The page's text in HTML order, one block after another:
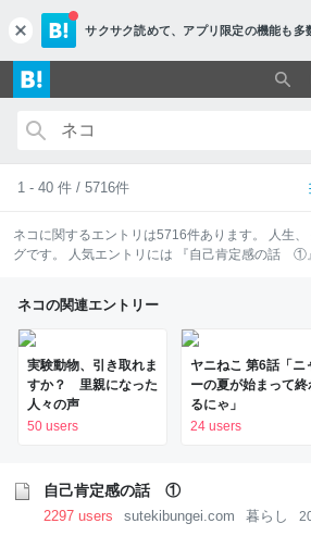
c
l
o
s
e
サクサク読めて、 アプリ限定の機能も多
1 - 40 件 / 5716件
ネコ に関するエントリは5716件あります。 人生、
グです。 人気エントリには
『自己肯定感の話 ①』
ネコの関連エントリー
実験動物、引き取れま
すか？ 里親になった
人々の声
50 users
ヤニねこ 第6話「ニ
ーの夏が始まって終
るにゃ」
24 users
自己肯定感の話 ①
2297 users sutekibungei.com 暮らし